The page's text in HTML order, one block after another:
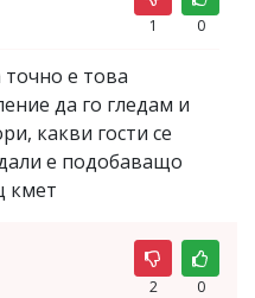
1 0
е това
да го гледам и
какви гости се
е подобаващо
кмет
2 0